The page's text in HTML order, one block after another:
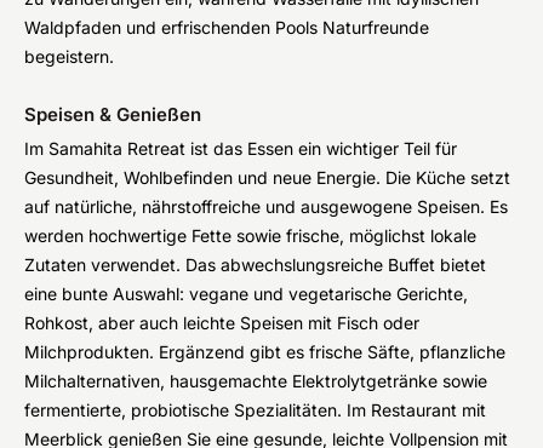
Waldpfaden und erfrischenden Pools Naturfreunde
begeistern.
Speisen & Genießen
Im Samahita Retreat ist das Essen ein wichtiger Teil für
Gesundheit, Wohlbefinden und neue Energie. Die Küche setzt
auf natürliche, nährstoffreiche und ausgewogene Speisen. Es
werden hochwertige Fette sowie frische, möglichst lokale
Zutaten verwendet. Das abwechslungsreiche Buffet bietet
eine bunte Auswahl: vegane und vegetarische Gerichte,
Rohkost, aber auch leichte Speisen mit Fisch oder
Milchprodukten. Ergänzend gibt es frische Säfte, pflanzliche
Milchalternativen, hausgemachte Elektrolytgetränke sowie
fermentierte, probiotische Spezialitäten. Im Restaurant mit
Meerblick genießen Sie eine gesunde, leichte Vollpension mit